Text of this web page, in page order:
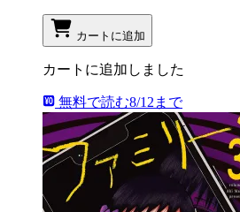
カートに追加
カートに追加しました
無料で読む8/12まで